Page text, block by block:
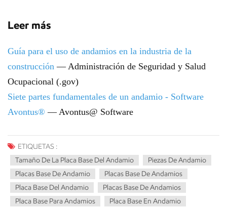
Leer más
Guía para el uso de andamios en la industria de la
construcción — Administración de Seguridad y Salud
Ocupacional (.gov)
Siete partes fundamentales de un andamio - Software
Avontus® — Avontus@ Software
ETIQUETAS :
Tamaño De La Placa Base Del Andamio
Piezas De Andamio
Placas Base De Andamio
Placas Base De Andamios
Placa Base Del Andamio
Placas Base De Andamios
Placa Base Para Andamios
Placa Base En Andamio